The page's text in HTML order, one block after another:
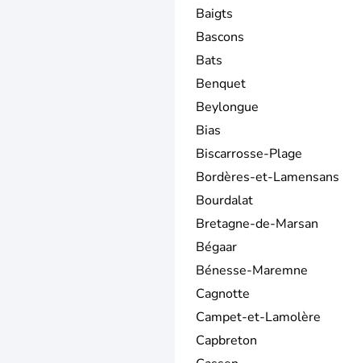
Baigts
Bascons
Bats
Benquet
Beylongue
Bias
Biscarrosse-Plage
Bordères-et-Lamensans
Bourdalat
Bretagne-de-Marsan
Bégaar
Bénesse-Maremne
Cagnotte
Campet-et-Lamolère
Capbreton